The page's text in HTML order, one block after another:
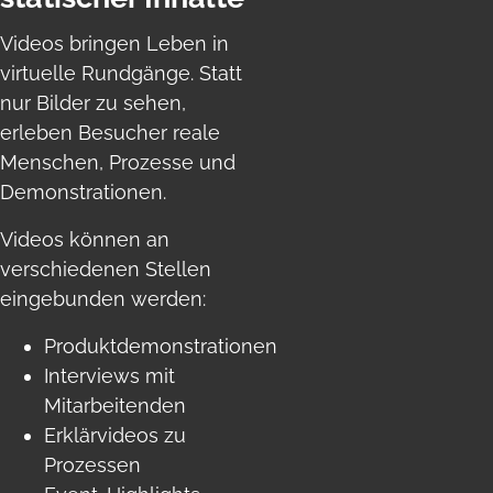
Videos bringen Leben in
virtuelle Rundgänge. Statt
nur Bilder zu sehen,
erleben Besucher reale
Menschen, Prozesse und
Demonstrationen.
Videos können an
verschiedenen Stellen
eingebunden werden:
Produktdemonstrationen
Interviews mit
Mitarbeitenden
Erklärvideos zu
Prozessen